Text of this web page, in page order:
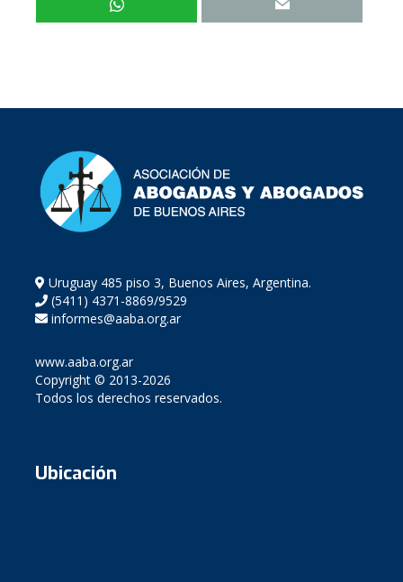
Uruguay 485 piso 3, Buenos Aires, Argentina.
(5411) 4371-8869/9529
informes@aaba.org.ar
www.aaba.org.ar
Copyright © 2013-2026
Todos los derechos reservados.
Ubicación